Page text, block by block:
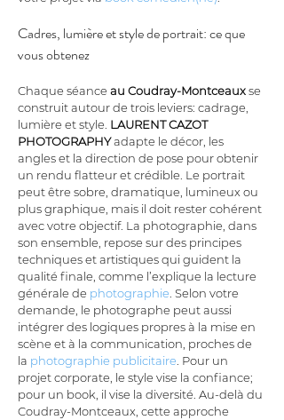
Cadres, lumière et style de portrait: ce que
vous obtenez
Chaque séance au Coudray-Montceaux se
construit autour de trois leviers: cadrage,
lumière et style. LAURENT CAZOT
PHOTOGRAPHY adapte le décor, les
angles et la direction de pose pour obtenir
un rendu flatteur et crédible. Le portrait
peut être sobre, dramatique, lumineux ou
plus graphique, mais il doit rester cohérent
avec votre objectif. La photographie, dans
son ensemble, repose sur des principes
techniques et artistiques qui guident la
qualité finale, comme l’explique la lecture
générale de photographie . Selon votre
demande, le photographe peut aussi
intégrer des logiques propres à la mise en
scène et à la communication, proches de
la photographie publicitaire . Pour un
projet corporate, le style vise la confiance;
pour un book, il vise la diversité. Au-delà du
Coudray-Montceaux, cette approche